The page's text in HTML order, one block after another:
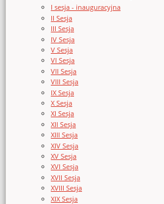
I sesja - inauguracyjna
II Sesja
III Sesja
IV Sesja
V Sesja
VI Sesja
VII Sesja
VIII Sesja
IX Sesja
X Sesja
XI Sesja
XII Sesja
XIII Sesja
XIV Sesja
XV Sesja
XVI Sesja
XVII Sesja
XVIII Sesja
XIX Sesja